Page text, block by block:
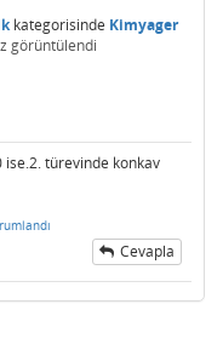
kategorisinde Kimyager
görüntülendi
türevinde konkav
Cevapla